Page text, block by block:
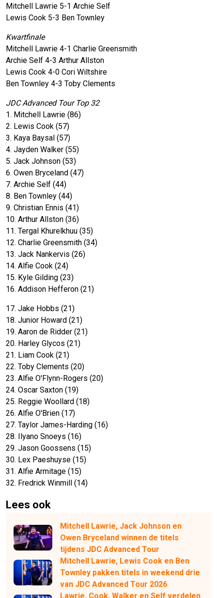
Mitchell Lawrie 5-1 Archie Self
Lewis Cook 5-3 Ben Townley
Kwartfinale
Mitchell Lawrie 4-1 Charlie Greensmith
Archie Self 4-3 Arthur Allston
Lewis Cook 4-0 Cori Wiltshire
Ben Townley 4-3 Toby Clements
JDC Advanced Tour Top 32
1. Mitchell Lawrie (86)
2. Lewis Cook (57)
3. Kaya Baysal (57)
4. Jayden Walker (55)
5. Jack Johnson (53)
6. Owen Bryceland (47)
7. Archie Self (44)
8. Ben Townley (44)
9. Christian Ennis (41)
10. Arthur Allston (36)
11. Tergal Khurelkhuu (35)
12. Charlie Greensmith (34)
13. Jack Nankervis (26)
14. Alfie Cook (24)
15. Kyle Gilding (23)
16. Addison Hefferon (21)
17. Jake Hobbs (21)
18. Junior Howard (21)
19. Aaron de Ridder (21)
20. Harley Glycos (21)
21. Liam Cook (21)
22. Toby Clements (20)
23. Alfie O'Flynn-Rogers (20)
24. Oscar Saxton (19)
25. Reggie Woollard (18)
26. Alfie O'Brien (17)
27. Taylor James-Harding (16)
28. Ilyano Snoeys (16)
29. Jason Goossens (15)
30. Lex Paeshuyse (15)
31. Alfie Armitage (15)
32. Fredrick Winmill (14)
Lees ook
Mitchell Lawrie, Jack Johnson en
Owen Bryceland winnen de titels
tijdens JDC Advanced Tour
Mitchell Lawrie, Lewis Cook en Ben
Townley pakken titels in weekend drie
van JDC Advanced Tour 2026
Lawrie, Cook, Walker en Self verdelen